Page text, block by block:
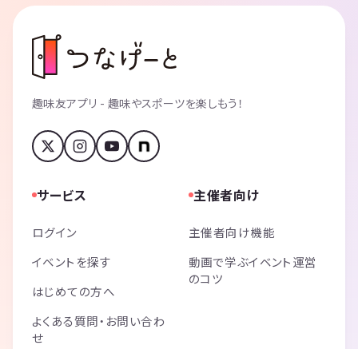
趣味友アプリ - 趣味やスポーツを楽しもう！
サービス
ログイン
イベントを探す
はじめての方へ
よくある質問・お問い合わ
せ
主催者向け
主催者向け機能
動画で学ぶイベント運営
のコツ